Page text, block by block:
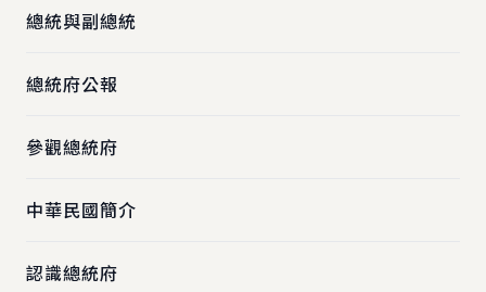
總統與副總統
總統府公報
參觀總統府
中華民國簡介
認識總統府